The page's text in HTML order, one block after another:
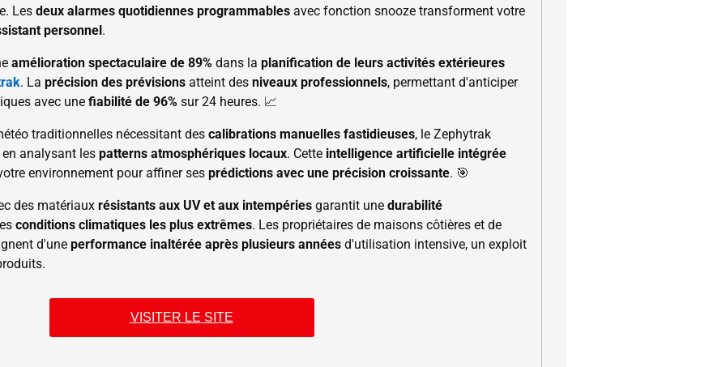
Les deux alarmes quotidiennes programmables avec fonction snooze transforment votre
personnel.
amélioration spectaculaire de 89% dans la planification de leurs activités extérieures
. La précision des prévisions atteint des niveaux professionnels, permettant d'anticiper
avec une fiabilité de 96% sur 24 heures. 📈
traditionnelles nécessitant des calibrations manuelles fastidieuses, le Zephytrak
analysant les patterns atmosphériques locaux. Cette intelligence artificielle intégrée
environnement pour affiner ses prédictions avec une précision croissante. 🎯
des matériaux résistants aux UV et aux intempéries garantit une durabilité
conditions climatiques les plus extrêmes. Les propriétaires de maisons côtières et de
d'une performance inaltérée après plusieurs années d'utilisation intensive, un exploit
VISITER LE SITE